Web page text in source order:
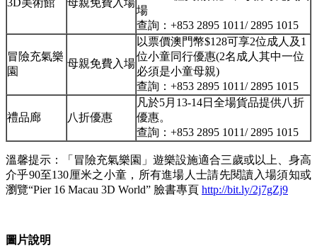
場
查詢：+853 2895 1011/ 2895 1015
冒險充氣樂
園
母親免費入場
以票價澳門幣$128可享2位成人及1
位小童同行優惠(2名成人其中一位
必須是小童母親)
查詢：+853 2895 1011/ 2895 1015
禮品廊 八折優惠
凡於5月13-14日全場貨品提供八折
優惠。
查詢：+853 2895 1011/ 2895 1015
溫馨提示：「冒險充氣樂園」遊樂設施適合三歲或以上、身高
介乎90至130厘米之小童，所有進場人士請先閱讀入場須知或
瀏覽“Pier 16 Macau 3D World” 臉書專頁 http://bit.ly/2j7gZj9
圖片說明